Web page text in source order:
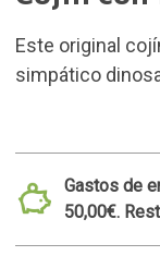
Este original
simpático
Gastos de
50,00€.